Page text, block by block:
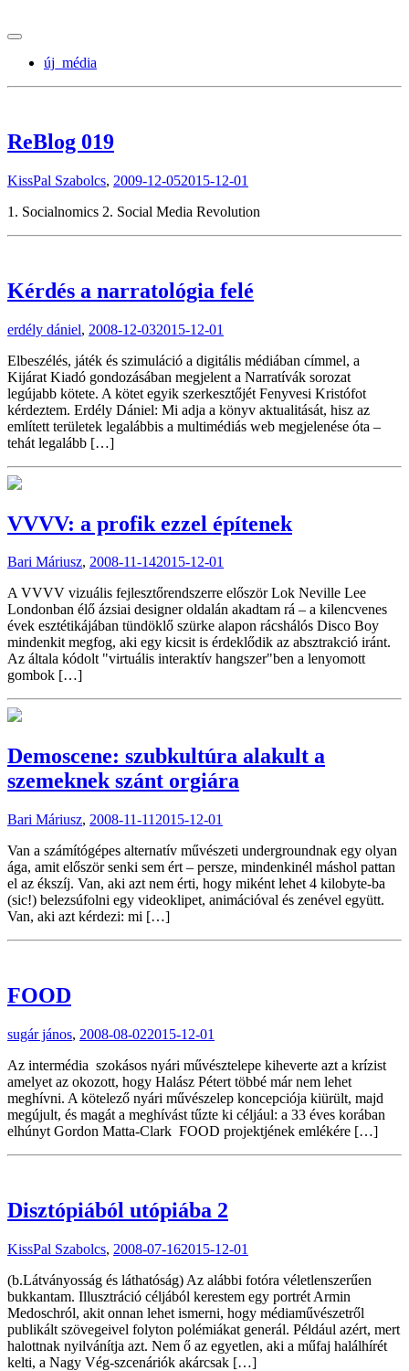
új_média
ReBlog 019
KissPal Szabolcs, 2009-12-052015-12-01
1. Socialnomics 2. Social Media Revolution
Kérdés a narratológia felé
erdély dániel, 2008-12-032015-12-01
Elbeszélés, játék és szimuláció a digitális médiában címmel, a
Kijárat Kiadó gondozásában megjelent a Narratívák sorozat
legújabb kötete. A kötet egyik szerkesztőjét Fenyvesi Kristófot
kérdeztem. Erdély Dániel: Mi adja a könyv aktualitását, hisz az
említett területek legalábbis a multimédiás web megjelenése óta –
tehát legalább […]
VVVV: a profik ezzel építenek
Bari Máriusz, 2008-11-142015-12-01
A VVVV vizuális fejlesztőrendszerre először Lok Neville Lee
Londonban élő ázsiai designer oldalán akadtam rá – a kilencvenes
évek esztétikájában tündöklő szürke alapon rácshálós Disco Boy
mindenkit megfog, aki egy kicsit is érdeklődik az absztrakció iránt.
Az általa kódolt "virtuális interaktív hangszer"ben a lenyomott
gombok […]
Demoscene: szubkultúra alakult a
szemeknek szánt orgiára
Bari Máriusz, 2008-11-11 2015-12-01
Van a számítógépes alternatív művészeti undergroundnak egy olyan
ága, amit először senki sem ért – persze, mindenkinél máshol pattan
el az ékszíj. Van, aki azt nem érti, hogy miként lehet 4 kilobyte-ba
(sic!) belezsúfolni egy videoklipet, animációval és zenével együtt.
Van, aki azt kérdezi: mi […]
FOOD
sugár jános, 2008-08-022015-12-01
Az intermédia szokásos nyári művésztelepe kiheverte azt a krízist
amelyet az okozott, hogy Halász Pétert többé már nem lehet
meghívni. A kötelező nyári művészelep koncepciója kiürült, majd
megújult, és magát a meghívást tűzte ki céljául: a 33 éves korában
elhúnyt Gordon Matta-Clark FOOD projektjének emlékére […]
Disztópiából utópiába 2
KissPal Szabolcs, 2008-07-162015-12-01
(b.Látványosság és láthatóság) Az alábbi fotóra véletlenszerűen
bukkantam. Illusztráció céljából kerestem egy portrét Armin
Medoschról, akit onnan lehet ismerni, hogy médiaművészetről
publikált szövegeivel folyton polémiákat generál. Például azért, mert
halottnak nyilvánítja azt. Nem ő az egyetlen, aki a műfaj halálhírét
kelti, a Nagy Vég-szcenáriók akárcsak […]